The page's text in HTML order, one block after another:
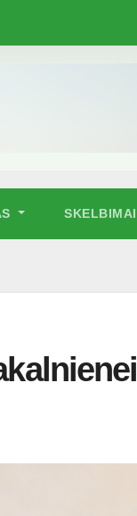
SKELBIMAI